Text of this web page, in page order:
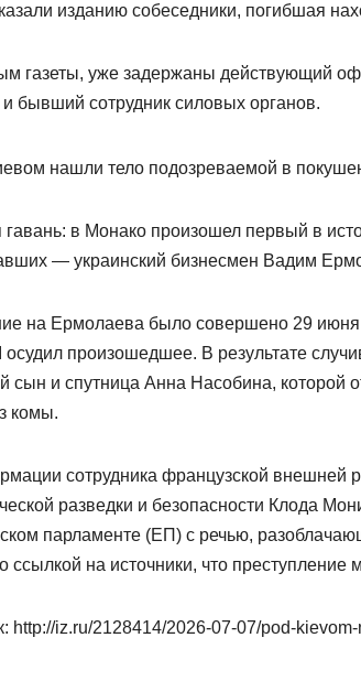
изданию собеседники, погибшая
газеты, уже задержаны действующий
бывший сотрудник силовых органов.
гавань: в Монако произошел первый в
— украинский бизнесмен Вадим
на Ермолаева было совершено 29 июня
осудил произошедшее. В результате
сын и спутница Анна Насобина,
комы.
сотрудника французской внешней
разведки и безопасности Клода
парламенте (ЕП) с речью,
ссылкой на источники, что преступление
http://iz.ru/2128414/2026-07-07/pod-